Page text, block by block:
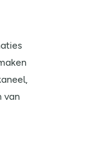
van